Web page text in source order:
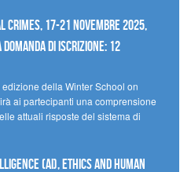
17-21 novembre 2025,
di iscrizione: 12
della Winter School on
ai partecipanti una comprensione
attuali risposte del sistema di
(AI), Ethics and Human